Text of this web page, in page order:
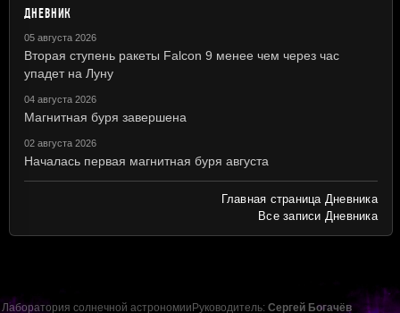
ДНЕВНИК
05 августа 2026
Вторая ступень ракеты Falcon 9 менее чем через час
упадет на Луну
04 августа 2026
Магнитная буря завершена
02 августа 2026
Началась первая магнитная буря августа
Главная страница Дневника
Все записи Дневника
Лаборатория солнечной астрономии Руководитель: Сергей Богачёв